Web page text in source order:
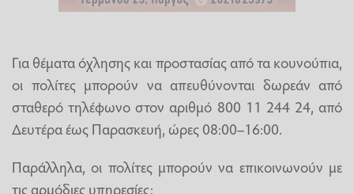
Για θέματα όχλησης και προστασίας από τα κουνούπια,
οι πολίτες μπορούν να απευθύνονται δωρεάν από
σταθερό τηλέφωνο στον αριθμό 800 11 244 24, από
Δευτέρα έως Παρασκευή, ώρες 08:00–16:00.
Παράλληλα, οι πολίτες μπορούν να επικοινωνούν με
τις αρμόδιες υπηρεσίες: